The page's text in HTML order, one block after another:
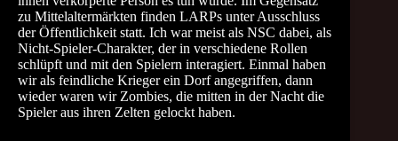
zu Mittelaltermärkten finden LARPs unter Ausschluss
der Öffentlichkeit statt. Ich war meist als NSC dabei, als
Nicht-Spieler-Charakter, der in verschiedene Rollen
schlüpft und mit den Spielern interagiert. Einmal haben
wir als feindliche Krieger ein Dorf angegriffen, dann
wieder waren wir Zombies, die mitten in der Nacht die
Spieler aus ihren Zelten gelockt haben.